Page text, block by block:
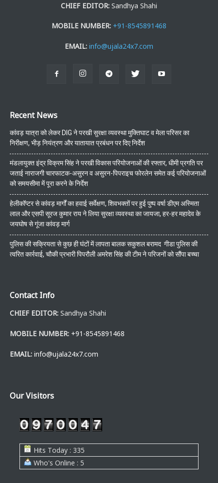
CHIEF EDITOR: Sandhya Shahi
MOBILE NUMBER: +91-8545891468
EMAIL: info@ujala24x7.com
Recent News
कांवड़ यात्रा को लेकर DIG ने परखी सुरक्षा व्यवस्था मुक्तिघाट व मेला परिसर का
निरीक्षण, भीड़ नियंत्रण और यातायात प्रबंधन पर दिए निर्देश
मंडलायुक्त इंद्र विक्रम सिंह ने परखी विकास परियोजनाओं की रफ्तार, धीमी प्रगति पर
जताई नाराजगी चारफाटक-असुरन व असुरन-पिपराइच फोरलेन समेत कई परियोजनाओं
को समयसीमा में पूरा करने के निर्देश
हेलीकॉप्टर से कांवड़ मार्गों का हवाई सर्वेक्षण, शिवभक्तों पर हुई पुष्प वर्षा डीएम अस्मिता
लाल और एसपी सूरज कुमार राय ने लिया सुरक्षा व्यवस्था का जायजा, हर-हर महादेव के
जयघोष से गूंजा कांवड़ मार्ग
पुलिस की सक्रियता से कुछ ही घंटों में लापता बालक सकुशल बरामद गीडा पुलिस की
त्वरित कार्रवाई, चौकी प्रभारी पिपरौली अमरेश सिंह की टीम ने परिजनों को सौंपा बच्चा
Contact Info
CHIEF EDITOR: Sandhya Shahi
MOBILE NUMBER: +91-8545891468
EMAIL: info@ujala24x7.com
Our Visitors
Hits Today : 335
Who's Online : 5